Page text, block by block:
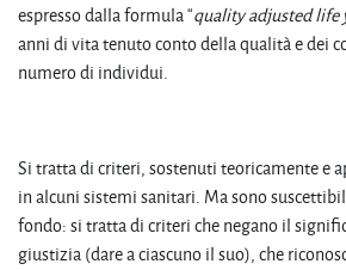
espresso dalla formula “quality adjusted life
anni di vita tenuto conto della qualità e dei
numero di individui.
Si tratta di criteri, sostenuti teoricamente e
in alcuni sistemi sanitari. Ma sono
fondo: si tratta di criteri che negano il
giustizia (dare a ciascuno il suo), che